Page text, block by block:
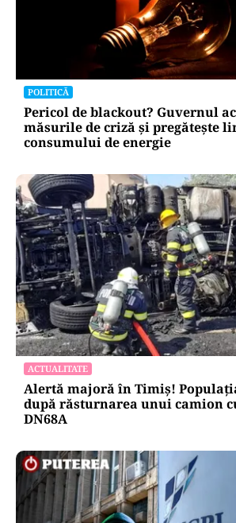
POLITICĂ
Pericol de blackout? Guvernul
măsurile de criză și pregătește
consumului de energie
ACTUALITATE
Alertă majoră în Timiș!
după răsturnarea unui camion
DN68A